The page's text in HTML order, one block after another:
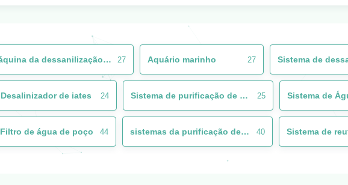
Máquina da dessanilização da água 27 Aquário marinho 27
Desalinizador de iates 24 Sistema de purificação de água deionizada 25
Filtro de água de poço 44 sistemas da purificação de água 40